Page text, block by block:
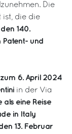
Die
ist, die die
140.
und
6. April 2024
in der Via
als eine Reise
in Italy
13. Februar